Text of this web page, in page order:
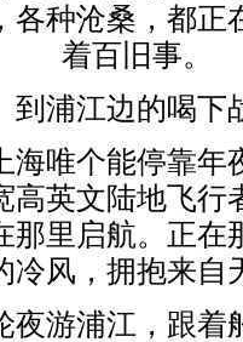
各种沧桑，都正
着百旧事。
浦江边的喝下
唯个能停靠年
高英文陆地飞行
那里启航。正在
冷风，拥抱来自
游浦江，跟着